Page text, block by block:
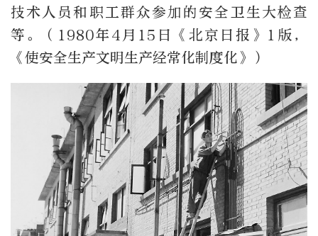
技术人员和职工群众参加的安全卫生大检查
等。（1980年4月15日《北京日报》1版，
《使安全生产文明生产经常化制度化》）